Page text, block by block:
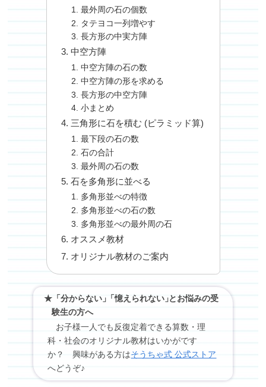
最外周の石の個数
タテヨコ一列増やす
長方形の中実方陣
中空方陣
中空方陣の石の数
中空方陣の形を求める
長方形の中空方陣
小まとめ
三角形に石を積む (ピラミッド算)
最下段の石の数
石の合計
最外周の石の数
石を多角形に並べる
多角形並べの特徴
多角形並べの石の数
多角形並べの最外周の石
オススメ教材
オリジナル教材のご案内
★「分からない」「憶えられない」とお悩みの受
験生の方へ
お子様一人でも反復定着できる算数・理
科・社会のオリジナル教材はいかがです
か？ 興味がある方はそうちゃ式 公式ストア
へどうぞ♪